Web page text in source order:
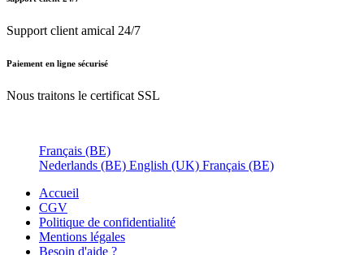
sous 30 jours
Support client amical 24/7
Nous traitons le certificat SSL
Français (BE)
Nederlands (BE) English (UK)
Accueil